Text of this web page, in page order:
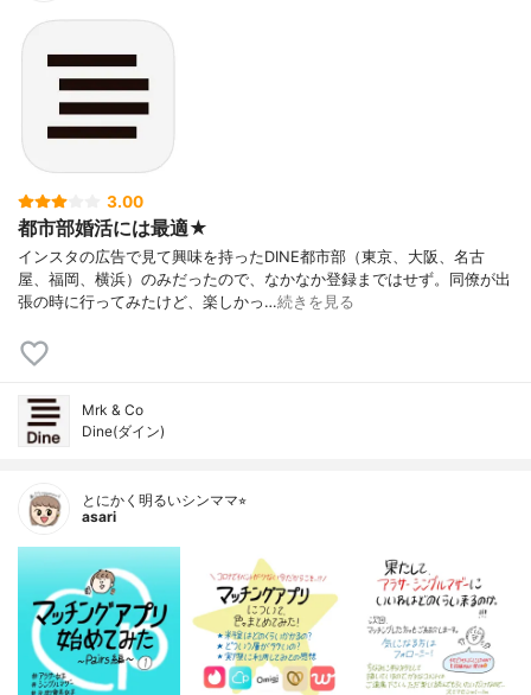
3.00
都市部婚活には最適★
インスタの広告で見て興味を持ったDINE都市部（東京、大阪、名古
屋、福岡、横浜）のみだったので、なかなか登録まではせず。同僚が出
張の時に行ってみたけど、楽しかっ…続きを見る
Mrk & Co
Dine(ダイン)
とにかく明るいシンママ⭐︎
asari